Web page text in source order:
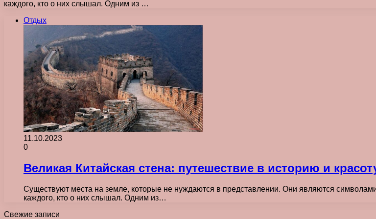
каждого, кто о них слышал. Одним из …
Отдых
11.10.2023
0
Великая Китайская стена: путешествие в историю и
Существуют места на земле, которые не нуждаются в представлении. Они являются
каждого, кто о них слышал. Одним из…
Свежие записи